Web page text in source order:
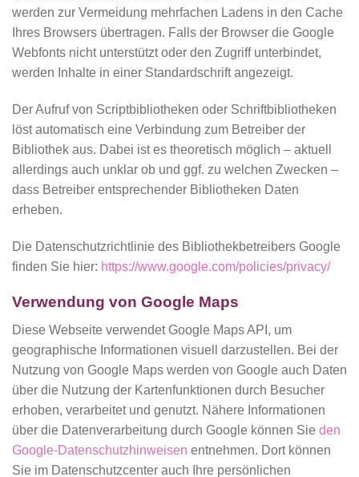
werden zur Vermeidung mehrfachen Ladens in den Cache
Ihres Browsers übertragen. Falls der Browser die Google
Webfonts nicht unterstützt oder den Zugriff unterbindet,
werden Inhalte in einer Standardschrift angezeigt.
Der Aufruf von Scriptbibliotheken oder Schriftbibliotheken
löst automatisch eine Verbindung zum Betreiber der
Bibliothek aus. Dabei ist es theoretisch möglich – aktuell
allerdings auch unklar ob und ggf. zu welchen Zwecken –
dass Betreiber entsprechender Bibliotheken Daten
erheben.
Die Datenschutzrichtlinie des Bibliothekbetreibers Google
finden Sie hier: https://www.google.com/policies/privacy/
Verwendung von Google Maps
Diese Webseite verwendet Google Maps API, um
geographische Informationen visuell darzustellen. Bei der
Nutzung von Google Maps werden von Google auch Daten
über die Nutzung der Kartenfunktionen durch Besucher
erhoben, verarbeitet und genutzt. Nähere Informationen
über die Datenverarbeitung durch Google können Sie den
Google-Datenschutzhinweisen entnehmen. Dort können
Sie im Datenschutzcenter auch Ihre persönlichen